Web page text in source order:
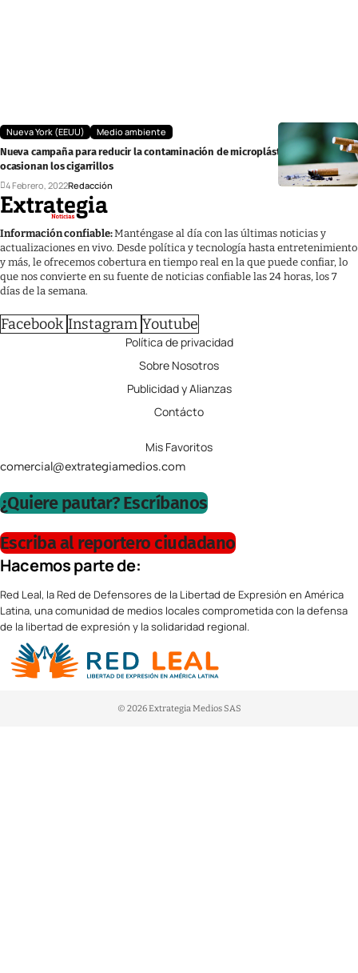
Nueva York (EEUU)
Medio ambiente
Nueva campaña para reducir la contaminación de microplásticos que
ocasionan los cigarrillos
4 Febrero, 2022Redacción
Información confiable:Manténgase al día con las últimas noticias y
actualizaciones en vivo. Desde política y tecnología hasta entretenimiento
y más, le ofrecemos cobertura en tiempo real en la que puede confiar, lo
que nos convierte en su fuente de noticias confiable las 24 horas, los 7
días de la semana.
Facebook Instagram Youtube
Política de privacidad
Sobre Nosotros
Publicidad y Alianzas
Contácto
Mis Favoritos
comercial@extrategiamedios.com
¿Quiere pautar? Escríbanos
Escriba al reportero ciudadano
Hacemos parte de:
Red Leal, la Red de Defensores de la Libertad de Expresión en América
Latina, una comunidad de medios locales comprometida con la defensa
de la libertad de expresión y la solidaridad regional.
© 2026 Extrategia Medios SAS